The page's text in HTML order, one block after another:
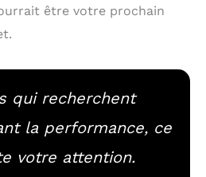
être votre prochain
qui recherchent
la performance, ce
votre attention.